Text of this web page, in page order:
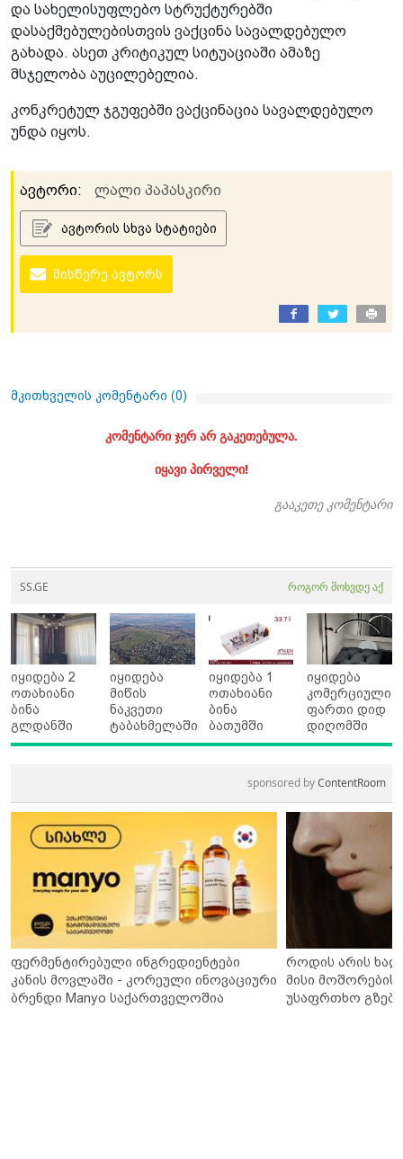
და სახელისუფლებო სტრუქტურებში
დასაქმებულებისთვის ვაქცინა სავალდებულო
გახადა. ასეთ კრიტიკულ სიტუაციაში ამაზე
მსჯელობა აუცილებელია.
კონკრეტულ ჯგუფებში ვაქცინაცია სავალდებულო
უნდა იყოს.
ავტორი: ლალი პაპასკირი
ავტორის სხვა სტატიები
მისწერე ავტორს
მკითხველის კომენტარი (0)
კომენტარი ჯერ არ გაკეთებულა.
იყავი პირველი!
გააკეთე კომენტარი
SS.GE როგორ მოხვდე აქ
იყიდება 2
ოთახიანი
ბინა
გლდანში
იყიდება
მიწის
ნაკვეთი
ტაბახმელაში
იყიდება 1
ოთახიანი
ბინა
ბათუმში
იყიდება
კომერციული
ფართი დიდ
დიღომში
sponsored byContentRoom
ფერმენტირებული ინგრედიენტები
კანის მოვლაში - კორეული ინოვაციური
ბრენდი Manyo საქართველოშია
როდის არის
მისი მოშორების
უსაფრთხო გზები